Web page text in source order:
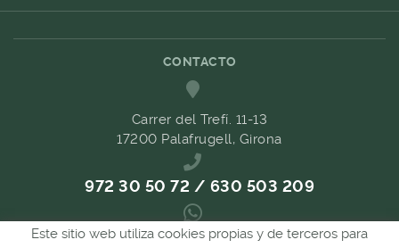
CONTACTO
Carrer del Trefí. 11-13
17200 Palafrugell, Girona
972 30 50 72 / 630 503 209
689 657 489
Este sitio web utiliza cookies propias y de terceros para